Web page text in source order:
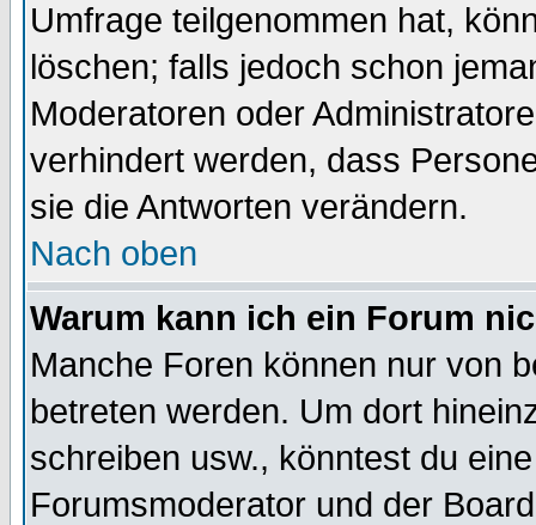
Umfrage teilgenommen hat,
löschen; falls jedoch schon
Moderatoren oder
verhindert werden, dass
sie die Antworten verändern.
Nach oben
Warum kann ich ein Forum
Manche Foren können nur von
betreten werden. Um dort
schreiben usw., könntest du
Forumsmoderator und der